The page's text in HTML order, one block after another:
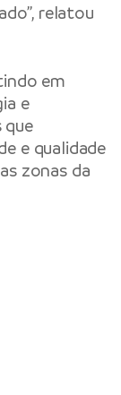
relatou
em
e
que
e qualidade
zonas da